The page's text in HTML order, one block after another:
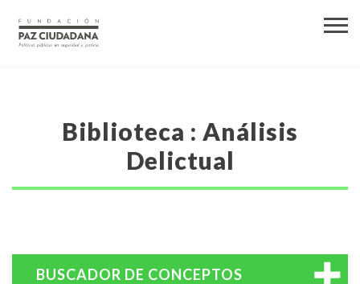
Biblioteca : Análisis
Delictual
BUSCADOR DE CONCEPTOS